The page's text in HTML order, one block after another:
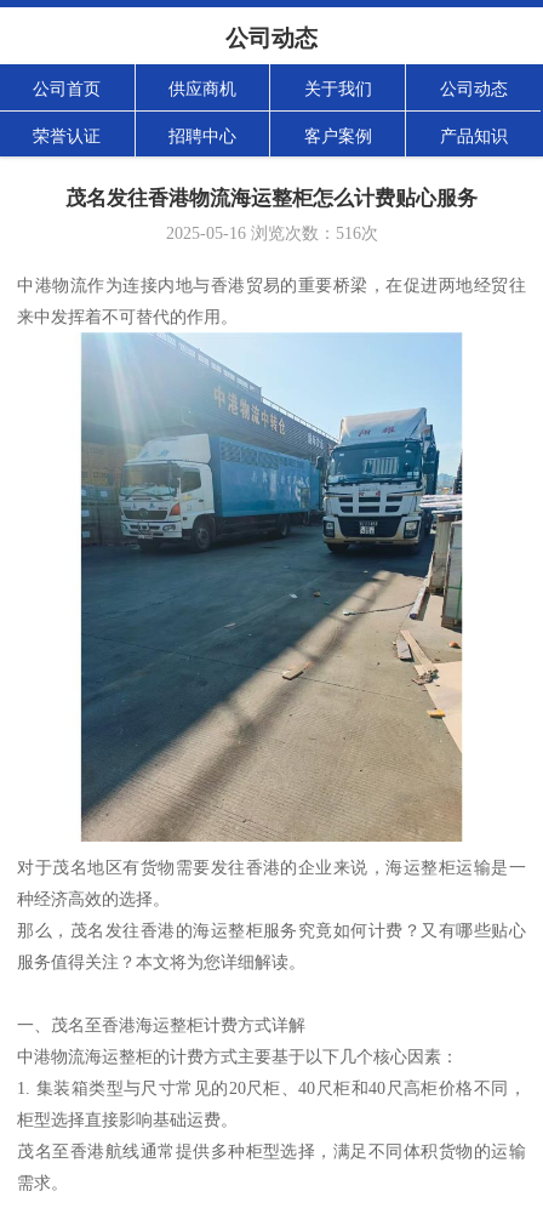
公司动态
公司首页 供应商机 关于我们 公司动态
荣誉认证 招聘中心 客户案例 产品知识
茂名发往香港物流海运整柜怎么计费贴心服务
2025-05-16浏览次数： 516次
中港物流作为连接内地与香港贸易的重要桥梁，在促进两地经贸往
来中发挥着不可替代的作用。
对于茂名地区有货物需要发往香港的企业来说，海运整柜运输是一
种经济高效的选择。
那么，茂名发往香港的海运整柜服务究竟如何计费？又有哪些贴心
服务值得关注？本文将为您详细解读。
一、茂名至香港海运整柜计费方式详解
中港物流海运整柜的计费方式主要基于以下几个核心因素：
1. 集装箱类型与尺寸常见的20尺柜、40尺柜和40尺高柜价格不同，
柜型选择直接影响基础运费。
茂名至香港航线通常提供多种柜型选择，满足不同体积货物的运输
需求。